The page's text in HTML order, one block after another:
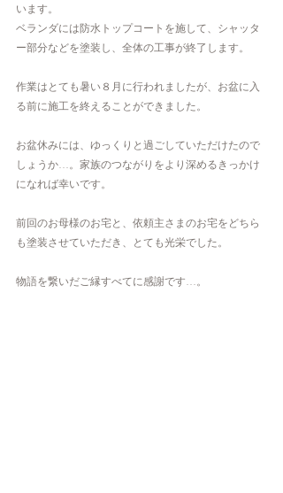
います。
ベランダには防水トップコートを施して、シャッタ
ー部分などを塗装し、全体の工事が終了します。
作業はとても暑い８月に行われましたが、お盆に入
る前に施工を終えることができました。
お盆休みには、ゆっくりと過ごしていただけたので
しょうか…。家族のつながりをより深めるきっかけ
になれば幸いです。
前回のお母様のお宅と、依頼主さまのお宅をどちら
も塗装させていただき、とても光栄でした。
物語を繋いだご縁すべてに感謝です…。